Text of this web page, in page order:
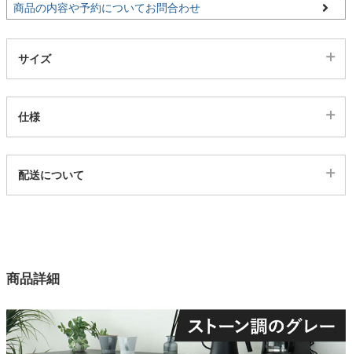
商品の内容や予約についてお問合わせ
サイズ
仕様
4300236
2色
天板
ホワイト：ハイグロスシート、グレー：オレフィンシート
配送について
商品詳細